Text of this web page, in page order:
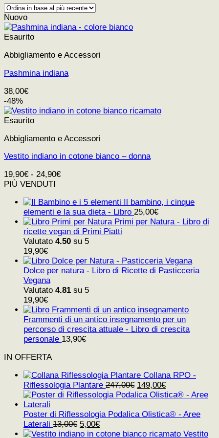
più
Nuovo
Esaurito
Abbigliamento e Accessori
Pashmina indiana
38,00€
-48%
Esaurito
Abbigliamento e Accessori
Vestito indiano in cotone bianco – donna
19,90€ - 24,90€
PIÙ VENDUTI
Il bambino, i cinque
elementi e la sua dieta - Libro 25,00€
Primi per Natura - Libro di
ricette vegan di Primi Piatti
Valutato 4.50 su 5
19,90€
Dolce per natura - Libro di Ricette di Pasticceria
Vegana
Valutato 4.81 su 5
19,90€
Frammenti di un antico insegnamento per un
percorso di crescita attuale - Libro di crescita
personale 13,90€
IN OFFERTA
Collana RPO -
Riflessologia Plantare 247,00€ Il
prezzo
era:
149,00€Il
prezzo
è:
Poster di Riflessologia Podalica Olistica® - Aree
Laterali 13,00€ Il
prezzo
5,00€Il
prezzo
Vestito